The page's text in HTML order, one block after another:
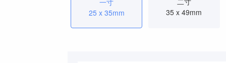
一寸
25 x 35mm
35 x 49mm